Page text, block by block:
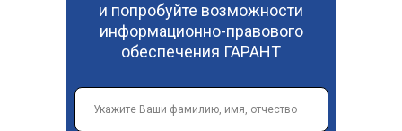
и попробуйте возможности
информационно-правового
обеспечения ГАРАНТ